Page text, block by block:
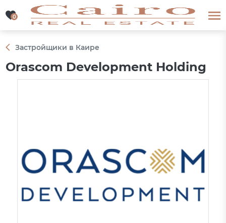
0
0
Застройщики в Каире
Orascom Development Holding